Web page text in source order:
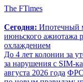
The FTimes
Сегодня: Ипотечный
июньского ажиотажа
охлаждением
До 4 лет колонии за
за нарушения с SIM-
августа 2026 года ФРС